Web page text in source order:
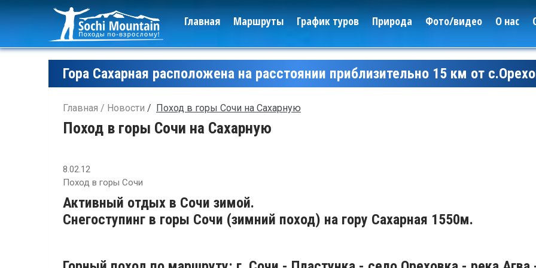
Главная Маршруты График туров Природа Фото/видео О нас
Гора Сахарная расположена на расстоянии приблизительно 15 км от
Главная Новости Поход в горы Сочи на Сахарную
Поход в горы Сочи на Сахарную
8.02.12
Поход в горы Сочи
Активный отдых в Сочи зимой.
Снегоступинг в горы Сочи (зимний поход) на гору Сахарная 1550м.